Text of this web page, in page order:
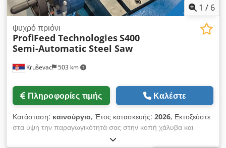
1 / 6
Kruševac 503 km
ψυχρό πριόνι
ProfiFeed TechnologiesS400
Semi-Automatic Steel Saw
Πληροφορίες τιμής Καλέστε
Κατάσταση: καινούργιο, Έτος κατασκευής: 2026, Εκτοξεύστε
στα ύψη την παραγωγικότητά σας στην κοπή χάλυβα και
εξαλείψτε την επίπονη εργασία που συνδέεται με την κοπή